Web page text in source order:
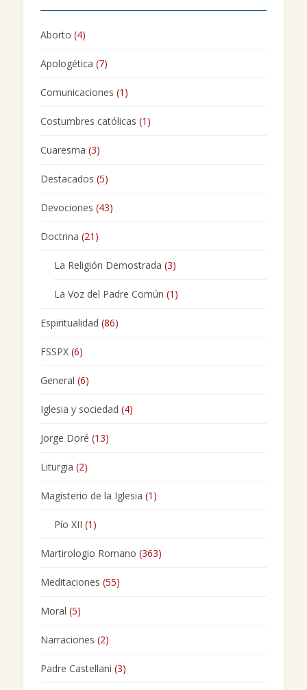
Aborto (4)
Apologética (7)
Comunicaciones (1)
Costumbres católicas (1)
Cuaresma (3)
Destacados (5)
Devociones (43)
Doctrina (21)
La Religión Demostrada (3)
La Voz del Padre Común (1)
Espiritualidad (86)
FSSPX(6)
General (6)
Iglesia y sociedad (4)
Jorge Doré (13)
Liturgia (2)
Magisterio de la Iglesia (1)
Pío XII (1)
Martirologio Romano (363)
Meditaciones (55)
Moral (5)
Narraciones (2)
Padre Castellani (3)